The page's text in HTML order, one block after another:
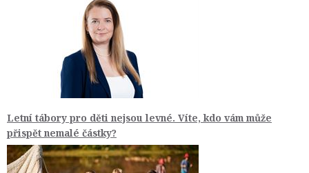
Letní tábory pro děti nejsou levné. Víte, kdo vám může
přispět nemalé částky?